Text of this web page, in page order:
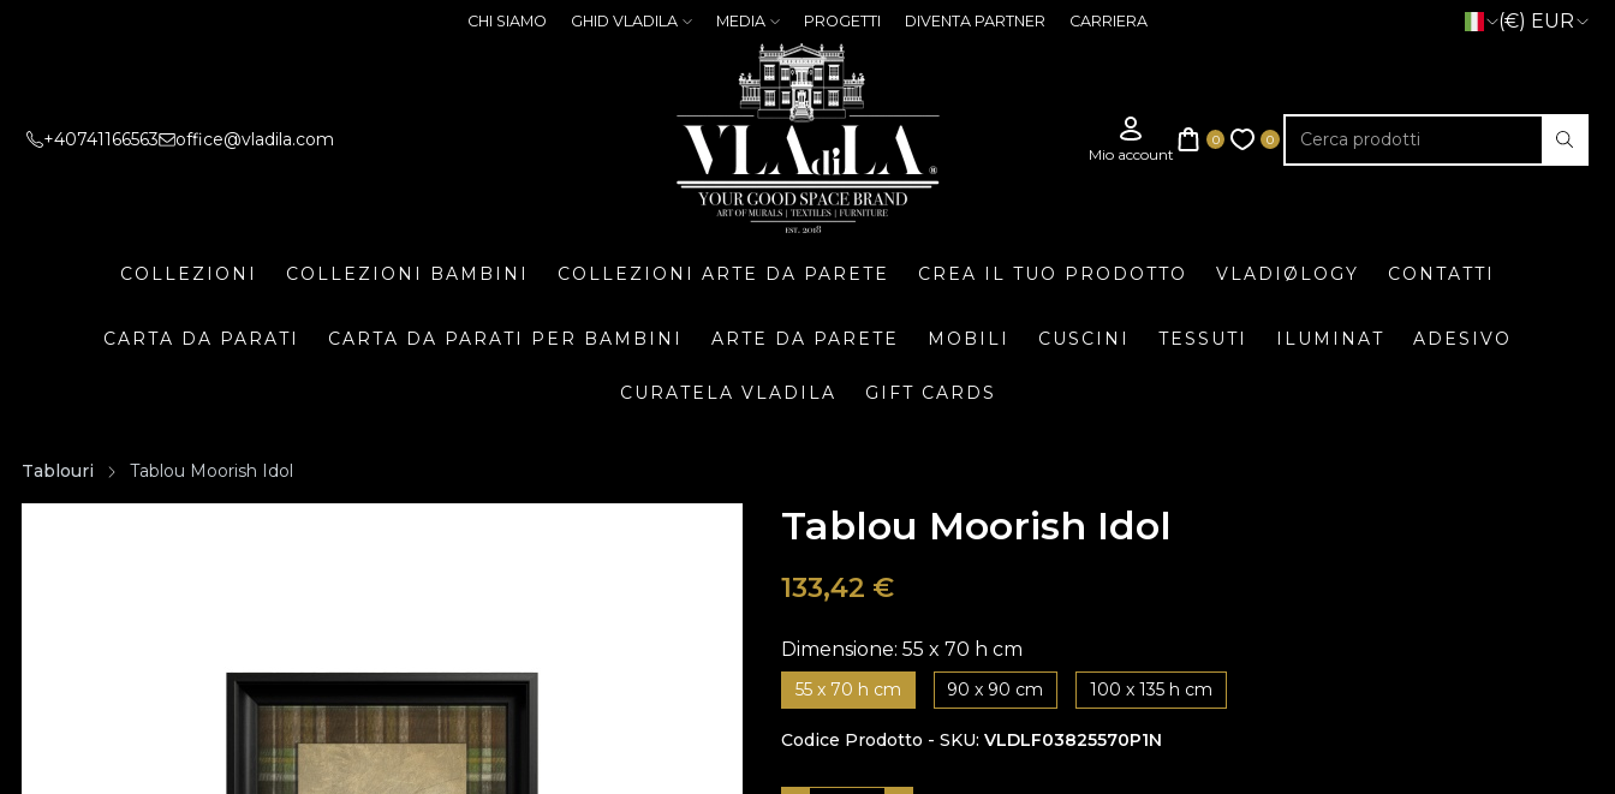
CHI SIAMO GHID VLADILA MEDIA PROGETTI DIVENTA PARTNER CARRIERA (€) EUR
+40741166563 office@vladila.com
COLLEZIONI COLLEZIONI BAMBINI COLLEZIONI ARTE DA PARETE CREA IL TUO PRODOTTO VLADIØLOGY CONTATTI
CARTA DA PARATI CARTA DA PARATI PER BAMBINI ARTE DA PARETE MOBILI CUSCINI TESSUTI ILUMINAT ADESIVO
CURATELA VLADILA GIFT CARDS
Tablouri Tablou Moorish Idol
Tablou Moorish Idol
133,42 €
Dimensione: 55 x 70 h cm
55 x 70 h cm 90 x 90 cm 100 x 135 h cm
Codice Prodotto - SKU VLDLF03825570P1N